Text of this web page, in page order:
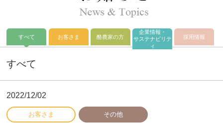
すべて お客さま 酪農家の方
企業情報・
サステナビリテ
ィ
採用情報
すべて
2022/12/02